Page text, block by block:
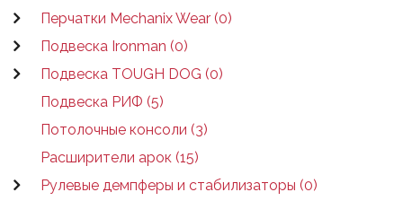
Перчатки Mechanix Wear (0)
Подвеска Ironman (0)
Подвеска TOUGH DOG (0)
Подвеска РИФ (5)
Потолочные консоли (3)
Расширители арок (15)
Рулевые демпферы и стабилизаторы (0)